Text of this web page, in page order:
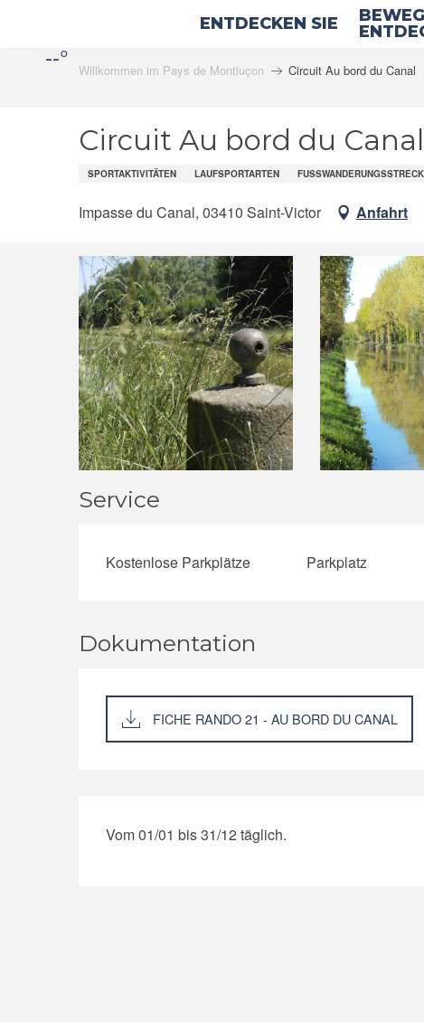
contenu--°
ENTDECKEN SIE
Willkommen im Pays de Montluçon Circuit Au bord du Canal
Circuit Au bord du Canal
SPORTAKTIVITÄTEN LAUFSPORTARTEN FUSSWANDERUNGSSTRECKE
Impasse du Canal, 03410 Saint-Victor Anfahrt
Service
Kostenlose Parkplätze Parkplatz
Dokumentation
FICHE RANDO 21 - AU BORD DU CANAL
Vom 01/01 bis 31/12 täglich.